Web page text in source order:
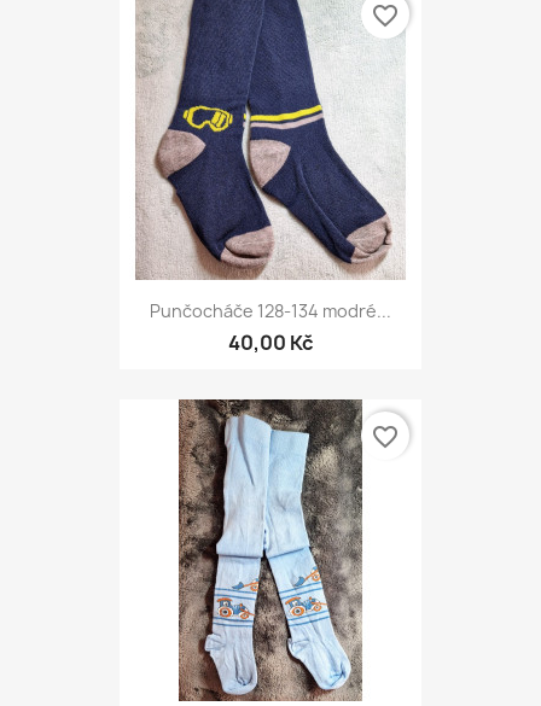
Punčocháče 128-134 modré...
40,00 Kč
favorite_border
favorite_border